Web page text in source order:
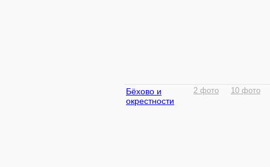
Бёхово и
окрестности
2 фото 10 фото